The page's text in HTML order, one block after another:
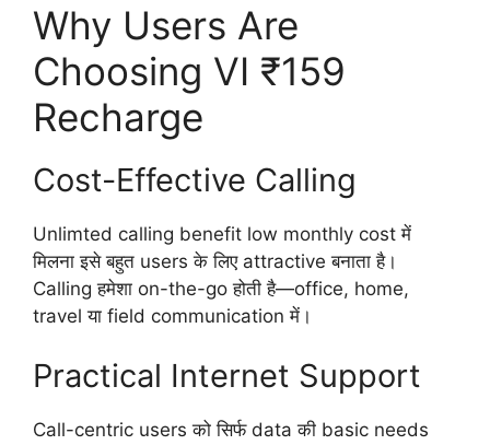
Why Users Are
Choosing VI ₹159
Recharge
Cost-Effective Calling
Unlimted calling benefit low monthly cost में
मिलना इसे बहुत users के लिए attractive बनाता है।
Calling हमेशा on-the-go होती है—office, home,
travel या field communication में।
Practical Internet Support
Call-centric users को सिर्फ data की basic needs